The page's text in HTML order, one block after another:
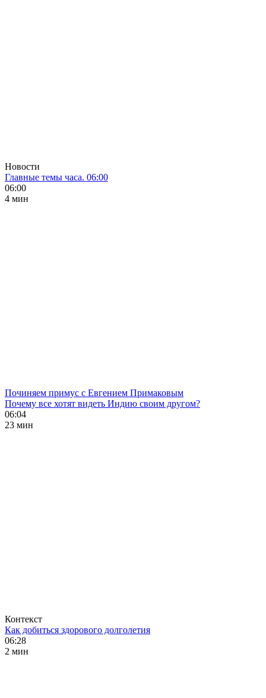
Новости
Главные темы часа. 06:00
06:00
4 мин
Починяем примус с Евгением Примаковым
Почему все хотят видеть Индию своим другом?
06:04
23 мин
Контекст
Как добиться здорового долголетия
06:28
2 мин